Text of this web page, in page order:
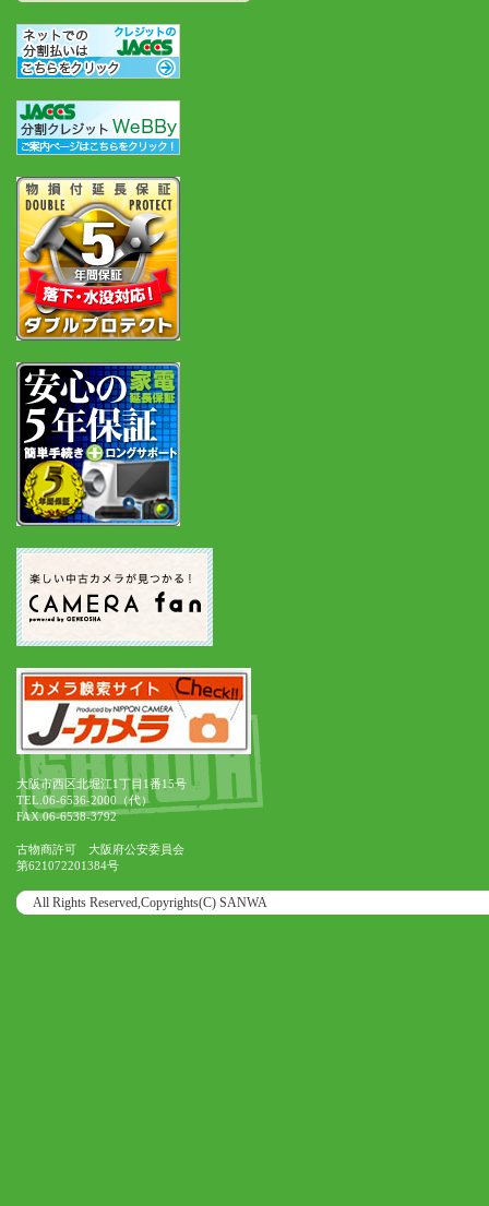
大阪市西区北堀江1丁目1番15号
TEL.06-6536-2000（代）
FAX.06-6538-3792
古物商許可 大阪府公安委員会
第621072201384号
All Rights Reserved,Copyrights(C) SANWA